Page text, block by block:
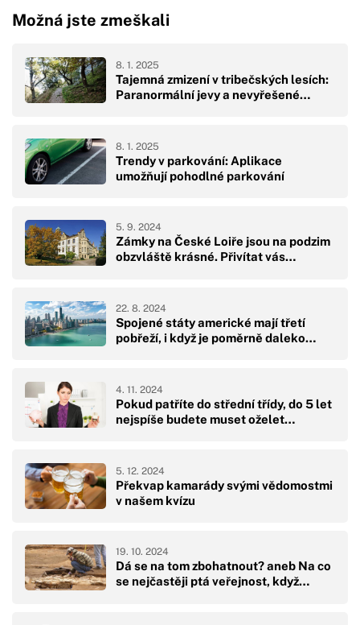
Možná jste zmeškali
Tajemná zmizení v tribečských lesích:
Paranormální jevy a nevyřešené…
8. 1. 2025
Trendy v parkování: Aplikace
umožňují pohodlné parkování
8. 1. 2025
Zámky na České Loiře jsou na podzim
obzvláště krásné. Přivítat vás…
5. 9. 2024
Spojené státy americké mají třetí
pobřeží, i když je poměrně daleko…
22. 8. 2024
Pokud patříte do střední třídy, do 5 let
nejspíše budete muset oželet…
4. 11. 2024
Překvap kamarády svými vědomostmi
v našem kvízu
5. 12. 2024
Dá se na tom zbohatnout? aneb Na co
se nejčastěji ptá veřejnost, když…
19. 10. 2024